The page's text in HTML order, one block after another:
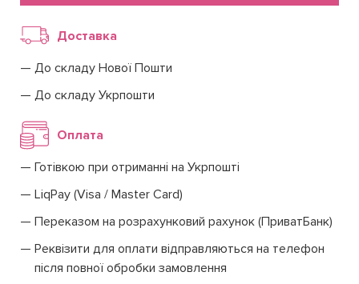
Доставка
До складу Нової Пошти
До складу Укрпошти
Оплата
Готівкою при отриманні на Укрпошті
LiqPay (Visa / Master Card)
Переказом на розрахунковий рахунок (ПриватБанк)
Реквізити для оплати відправляються на телефон
після повної обробки замовлення